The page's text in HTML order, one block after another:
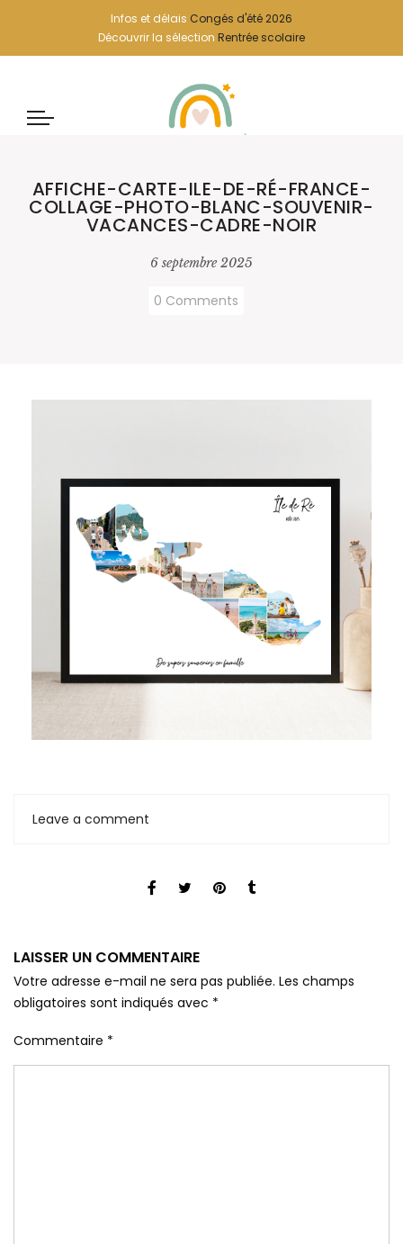
Infos et délais Congés d'été 2026
Découvrir la sélection Rentrée scolaire
AFFICHE-CARTE-ILE-DE-RÉ-FRANCE-
COLLAGE-PHOTO-BLANC-SOUVENIR-
VACANCES-CADRE-NOIR
6 septembre 2025
0 Comments
Leave a comment
LAISSER UN COMMENTAIRE
Votre adresse e-mail ne sera pas publiée. Les champs
obligatoires sont indiqués avec *
Commentaire *